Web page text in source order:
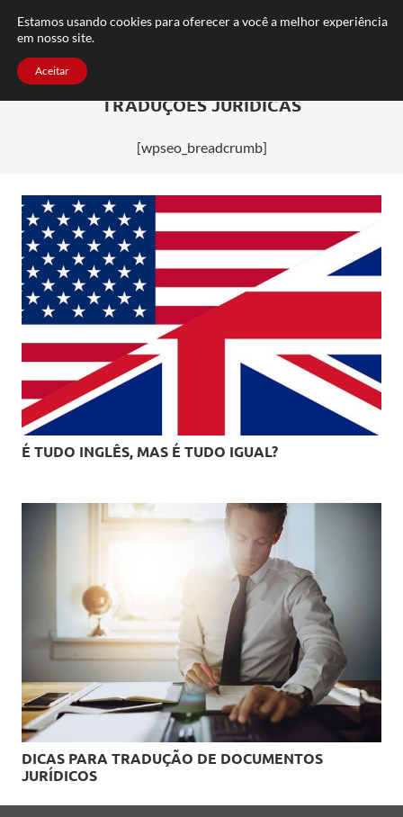
FAQ TRABALHE CONOSCO CONTATO
TRADUÇÕES JURÍDICAS
[wpseo_breadcrumb]
É TUDO INGLÊS, MAS É TUDO IGUAL?
DICAS PARA TRADUÇÃO DE DOCUMENTOS
JURÍDICOS
Estamos usando cookies para oferecer a você a melhor experiência
em nosso site.
Aceitar